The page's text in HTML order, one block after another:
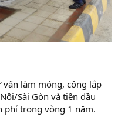
vấn làm móng, công lắp
Sài Gòn và tiền dầu
phí trong vòng 1 năm.